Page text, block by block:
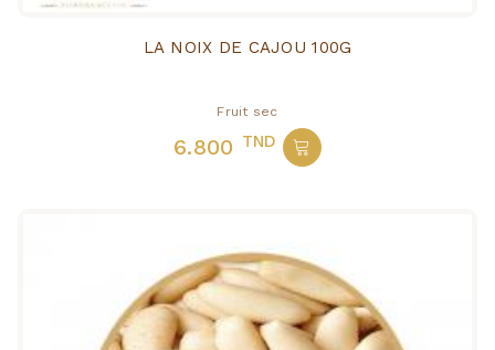
LA NOIX DE CAJOU 100G
Fruit sec
6.800 TND